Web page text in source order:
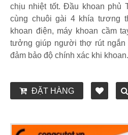
chịu nhiệt tốt. Đầu khoan phủ
cùng chuôi gài 4 khía tương
khoan điện, máy khoan cầm
tưởng giúp người thợ rút ngắn
đảm bảo độ chính xác khi khoan.
ĐẶT HÀNG